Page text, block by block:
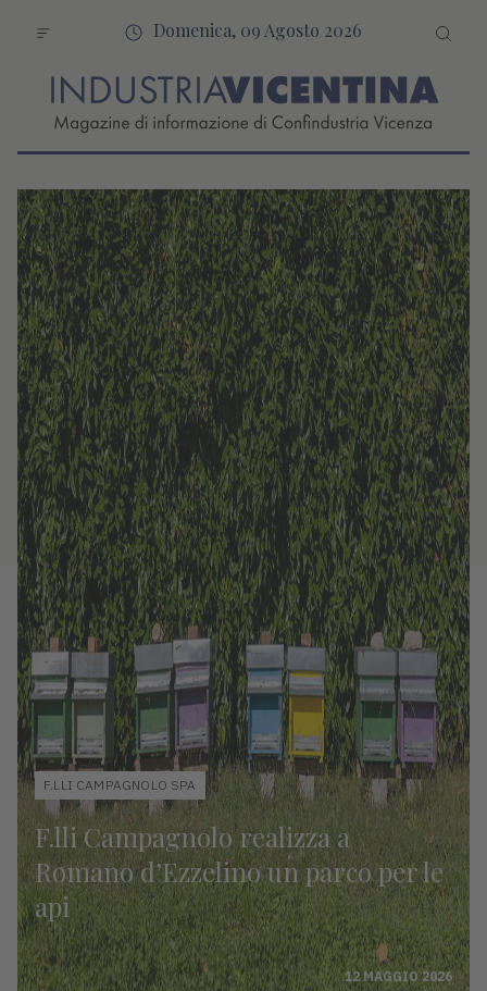
Domenica, 09 Agosto 2026
F.LLI CAMPAGNOLO SPA
F.lli Campagnolo realizza a
Romano d’Ezzelino un parco per le
api
12 MAGGIO 2026